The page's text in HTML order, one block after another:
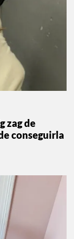
zag de
conseguirla